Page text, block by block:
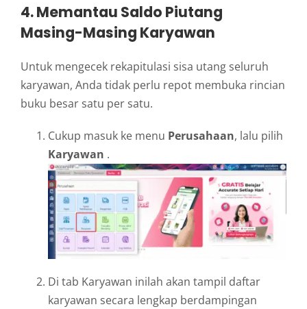
4. Memantau Saldo Piutang
Masing-Masing Karyawan
Untuk mengecek rekapitulasi sisa utang seluruh
karyawan, Anda tidak perlu repot membuka rincian
buku besar satu per satu.
Cukup masuk ke menu Perusahaan, lalu pilih
Karyawan .
Di tab Karyawan inilah akan tampil daftar
karyawan secara lengkap berdampingan